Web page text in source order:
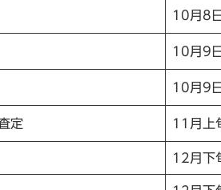
10月8日
10月9日
10月9
定 11月上
12月下